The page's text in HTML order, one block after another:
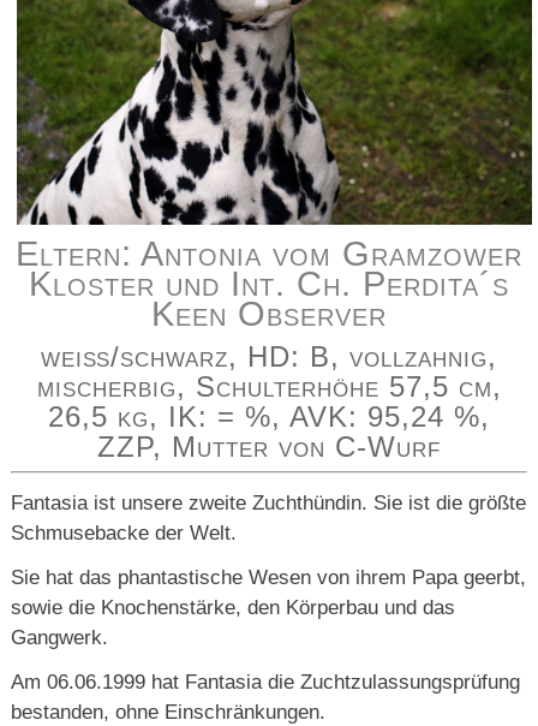
Eltern: Antonia vom Gramzower
Kloster und Int. Ch. Perdita´s
Keen Observer
weiß/schwarz, HD: B, vollzahnig,
mischerbig, Schulterhöhe 57,5 cm,
26,5 kg, IK: = %, AVK: 95,24 %,
ZZP, Mutter von C-Wurf
Fantasia ist unsere zweite Zuchthündin. Sie ist die größte
Schmusebacke der Welt.
Sie hat das phantastische Wesen von ihrem Papa geerbt,
sowie die Knochenstärke, den Körperbau und das
Gangwerk.
Am 06.06.1999 hat Fantasia die Zuchtzulassungsprüfung
bestanden, ohne Einschränkungen.